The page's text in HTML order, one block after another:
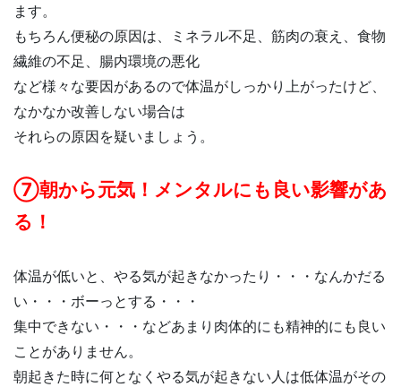
ます。
もちろん便秘の原因は、ミネラル不足、筋肉の衰え、食物
繊維の不足、腸内環境の悪化
など様々な要因があるので体温がしっかり上がったけど、
なかなか改善しない場合は
それらの原因を疑いましょう。
⑦朝から元気！メンタルにも良い影響があ
る！
体温が低いと、やる気が起きなかったり・・・なんかだる
い・・・ボーっとする・・・
集中できない・・・などあまり肉体的にも精神的にも良い
ことがありません。
朝起きた時に何となくやる気が起きない人は低体温がその